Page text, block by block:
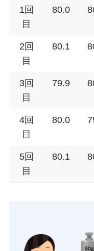
1回
目
80.0
2回
目
80.1
3回
目
79.9
4回
目
80.0
5回
目
80.1